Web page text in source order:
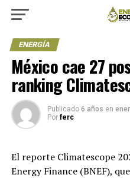
ENERGÍA
México cae 27
ranking
Publicado 6 años en
Por ferc
El reporte Climatescope
Energy Finance (BNEF),